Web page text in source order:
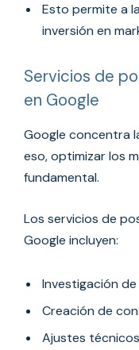
Esto permite a
inversión en
Servicios de
en Google
Google concentra
eso, optimizar los
fundamental.
Los servicios de
Google incluyen:
Investigación de
Creación de
Ajustes